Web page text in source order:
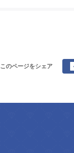
このページをシェア